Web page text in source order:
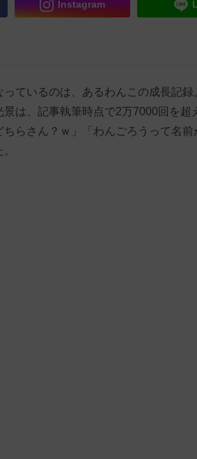
Instagram
ているのは、あるわんこの成長記録
は、記事執筆時点で2万7000回を超
らさん？ｗ」「わんごろうって名前